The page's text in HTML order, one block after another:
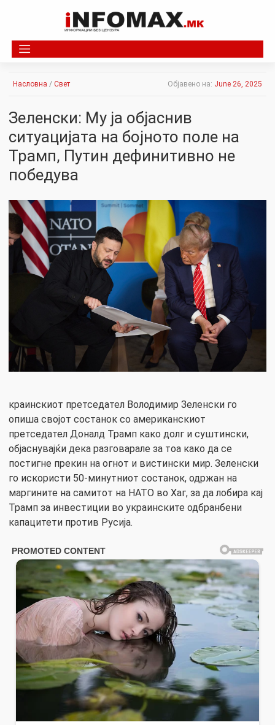
Насловна / Свет Објавено на: June 26, 2025
Зеленски: Му ја објаснив
ситуацијата на бојното поле на
Трамп, Путин дефинитивно не
победува
краинскиот претседател Володимир Зеленски го
опиша својот состанок со американскиот
претседател Доналд Трамп како долг и суштински,
објаснувајќи дека разговарале за тоа како да се
постигне прекин на огнот и вистински мир. Зеленски
го искористи 50-минутниот состанок, одржан на
маргините на самитот на НАТО во Хаг, за да лобира кај
Трамп за инвестиции во украинските одбранбени
капацитети против Русија.